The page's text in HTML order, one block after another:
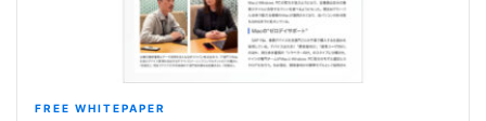
FREE WHITEPAPER